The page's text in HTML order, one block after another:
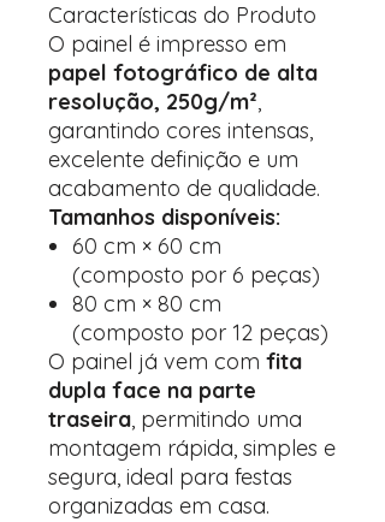
Características do Produto
O painel é impresso em
papel fotográfico de alta
resolução, 250g/m²,
garantindo cores intensas,
excelente definição e um
acabamento de qualidade.
Tamanhos disponíveis:
60 cm × 60 cm
(composto por 6 peças)
80 cm × 80 cm
(composto por 12 peças)
O painel já vem com fita
dupla face na parte
traseira, permitindo uma
montagem rápida, simples e
segura, ideal para festas
organizadas em casa.